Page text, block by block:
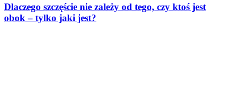
Dlaczego szczęście nie zależy od tego, czy ktoś jest
obok – tylko jaki jest?